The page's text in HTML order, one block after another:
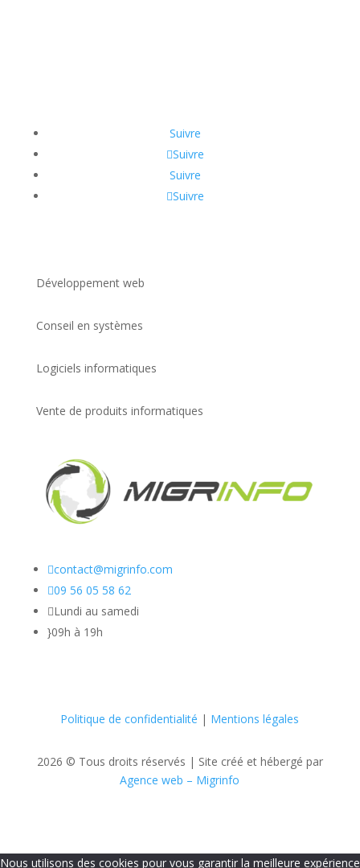
Suivre
Suivre
Suivre
Suivre
Développement web
Conseil en systèmes
Logiciels informatiques
Vente de produits informatiques
contact@migrinfo.com
09 56 05 58 62
Lundi au samedi
}09h à 19h
Politique de confidentialité | Mentions légales
2026 © Tous droits réservés | Site créé et hébergé par
Agence web – Migrinfo
Nous utilisons des cookies pour vous garantir la meilleure expérience